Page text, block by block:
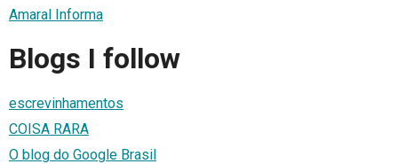
Amaral Informa
Blogs I follow
escrevinhamentos
COISA RARA
O blog do Google Brasil